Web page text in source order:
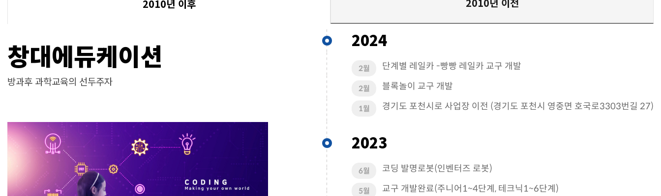
2010년 이후
창대에듀케이션
방과후 과학교육의 선두주자
2024
2월 단계별 레일카 -빵빵 레일카 교구 개발
2월 블록놀이 교구 개발
1월 경기도 포천시로 사업장 이전 (경기도 포천시 영중면 호국로3303번길 27)
2023
6월 코딩 발명로봇(인벤터즈 로봇)
5월 교구 개발완료(주니어1~4단계, 테크닉1~6단계)